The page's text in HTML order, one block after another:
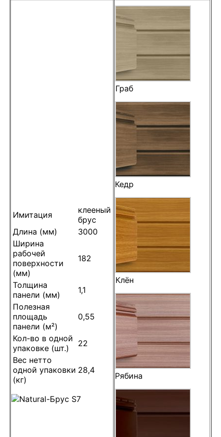
Имитация
клееный
брус
Длина (мм)
3000
Ширина
рабочей
поверхности
(мм)
182
Толщина
панели (мм)
1,1
Полезная
площадь
панели (м²)
0,55
Кол-во в одной
упаковке (шт.)
22
Вес нетто
одной упаковки
(кг)
28,4
Граб
Кедр
Клён
Рябина